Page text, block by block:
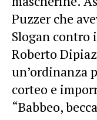
Puzzer che
Slogan contro
Roberto
un’ordinanza
corteo e
“Babbeo,